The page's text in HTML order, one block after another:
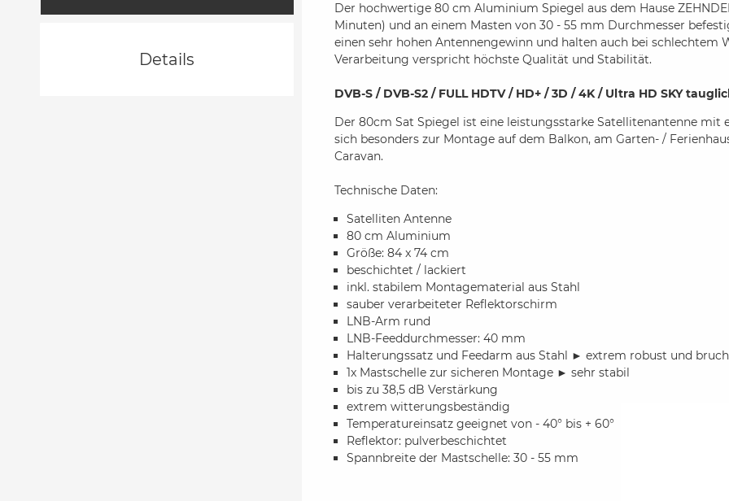
Details
Der hochwertige 80 cm Aluminium Spiegel aus dem Hause
Minuten) und an einem Masten von 30 - 55 mm Durchmesser
einen sehr hohen Antennengewinn und halten auch bei schlechtem
Verarbeitung verspricht höchste Qualität und Stabilität.
DVB-S / DVB-S2 / FULL HDTV / HD+ / 3D / 4K / Ultra HD SKY
Der 80cm Sat Spiegel ist eine leistungsstarke Satellitenantenne mit
sich besonders zur Montage auf dem Balkon, am Garten- /
Caravan.
Technische Daten:
Satelliten Antenne
80 cm Aluminium
Größe: 84 x 74 cm
beschichtet / lackiert
inkl. stabilem Montagematerial aus Stahl
sauber verarbeiteter Reflektorschirm
LNB-Arm rund
LNB-Feeddurchmesser: 40 mm
Halterungssatz und Feedarm aus Stahl ► extrem robust und
1x Mastschelle zur sicheren Montage ► sehr stabil
bis zu 38,5 dB Verstärkung
extrem witterungsbeständig
Temperatureinsatz geeignet von - 40° bis + 60°
Reflektor: pulverbeschichtet
Spannbreite der Mastschelle: 30 - 55 mm